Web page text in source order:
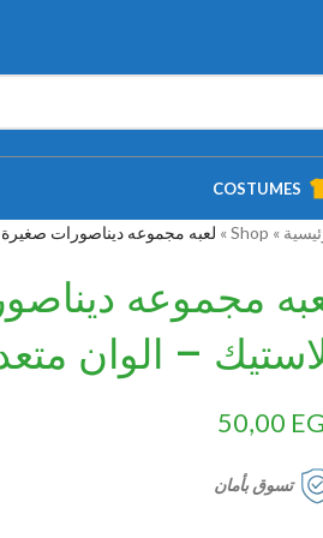
COSTUMES
»
Shop
» لعبه مجموعه ديناصورات صغيرة
مجموعه
– الوان
50,00
تسوق بأمان